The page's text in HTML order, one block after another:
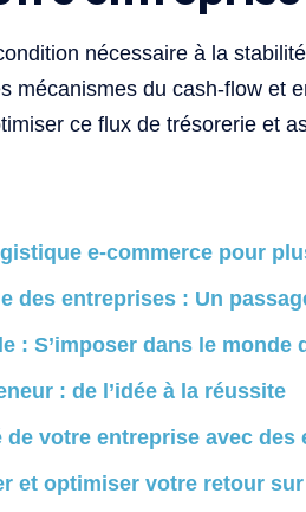
nécessaire à la
mécanismes du cash-flow et
ce flux de trésorerie et
e-commerce pour
des entreprises : Un
: S’imposer dans le monde
: de l’idée à la réussite
votre entreprise avec des
et optimiser votre retour